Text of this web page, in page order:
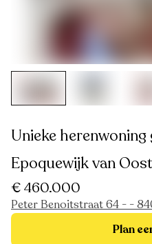
Unieke herenwoning
Epoquewijk van
€ 460.000
Peter Benoitstraat 64 - -
Plan